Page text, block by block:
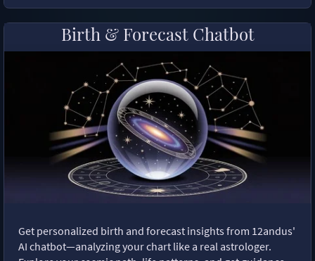
Birth & Forecast Chatbot
Get personalized birth and forecast insights from 12andus'
AI chatbot—analyzing your chart like a real astrologer.